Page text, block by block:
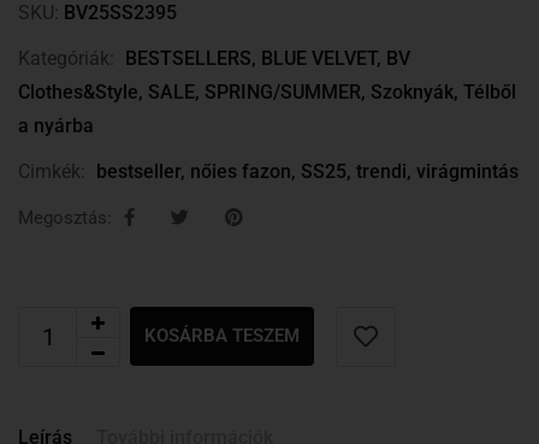
SKU: BV25SS2395
Kategóriák:
BESTSELLERS, BLUE VELVET, BV
Clothes&Style, SALE, SPRING/SUMMER, Szoknyák, Télből
a nyárba
Cimkék:
bestseller, nőies fazon, SS25, trendi, virágmintás
Megosztás:
KOSÁRBA TESZEM
Leírás